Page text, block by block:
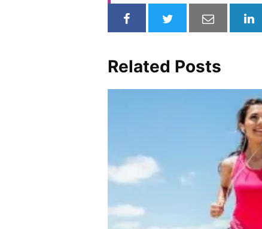
Related Posts